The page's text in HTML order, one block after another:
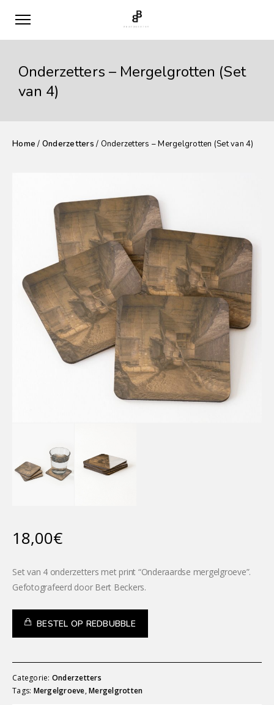
Onderzetters – Mergelgrotten (Set
van 4)
Home / Onderzetters / Onderzetters – Mergelgrotten (Set van 4)
18,00€
Set van 4 onderzetters met print “Onderaardse mergelgroeve”.
Gefotografeerd door Bert Beckers.
BESTEL OP REDBUBBLE
Categorie: Onderzetters
Tags: Mergelgroeve,Mergelgrotten